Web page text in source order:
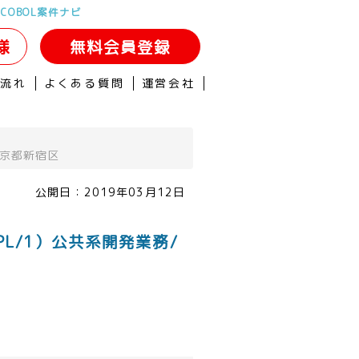
案件ナビ
無料会員登録
れ よくある質問 運営会社
都新宿区
公開日： 2019年03月12日
1）公共系開発業務/